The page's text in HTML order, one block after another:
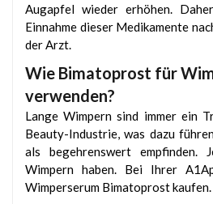
Augapfel wieder erhöhen.
Einnahme dieser Medikamente
der Arzt.
Wie Bimatoprost für
verwenden?
Lange Wimpern sind immer ein
Beauty-Industrie, was dazu
als begehrenswert empfinden.
Wimpern haben. Bei Ihrer
Wimperserum Bimatoprost kaufen.